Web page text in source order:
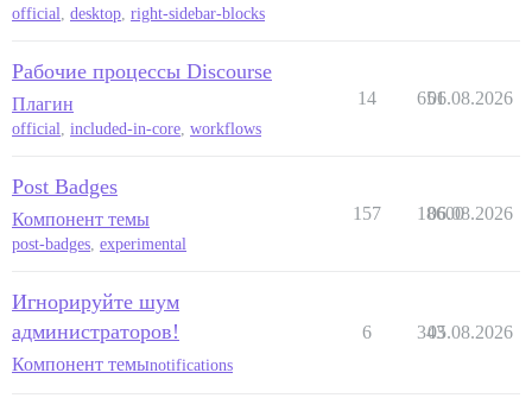
official, desktop, right-sidebar-blocks
Рабочие процессы Discourse
Плагин
official, included-in-core, workflows
14 651
06.08.2026
Post Badges
Компонент темы
post-badges, experimental
157 18600
06.08.2026
Игнорируйте шум
администраторов!
Компонент темыnotifications
6 343
05.08.2026